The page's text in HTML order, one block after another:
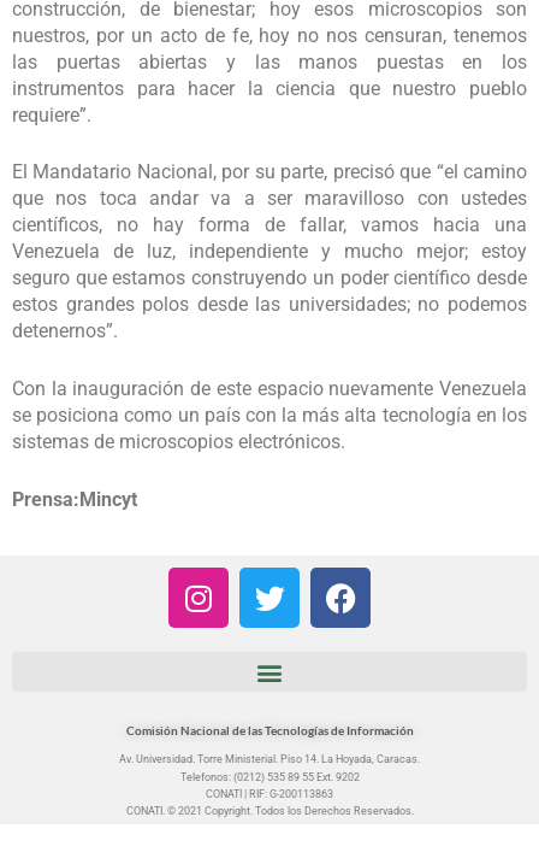
construcción, de bienestar; hoy esos microscopios son
nuestros, por un acto de fe, hoy no nos censuran, tenemos
las puertas abiertas y las manos puestas en los
instrumentos para hacer la ciencia que nuestro pueblo
requiere”.
El Mandatario Nacional, por su parte, precisó que “el camino
que nos toca andar va a ser maravilloso con ustedes
científicos, no hay forma de fallar, vamos hacia una
Venezuela de luz, independiente y mucho mejor; estoy
seguro que estamos construyendo un poder científico desde
estos grandes polos desde las universidades; no podemos
detenernos”.
Con la inauguración de este espacio nuevamente Venezuela
se posiciona como un país con la más alta tecnología en los
sistemas de microscopios electrónicos.
Prensa:Mincyt
I
n
g
r
a
m
T
w
t
e
r
F
a
o
o
k
Comisión Nacional de las Tecnologías de Información
Av. Universidad. Torre Ministerial. Piso 14. La Hoyada, Caracas.
Telefonos: (0212) 535 89 55 Ext. 9202
CONATI | RIF: G-200113863
CONATI. © 2021 Copyright. Todos los Derechos Reservados.